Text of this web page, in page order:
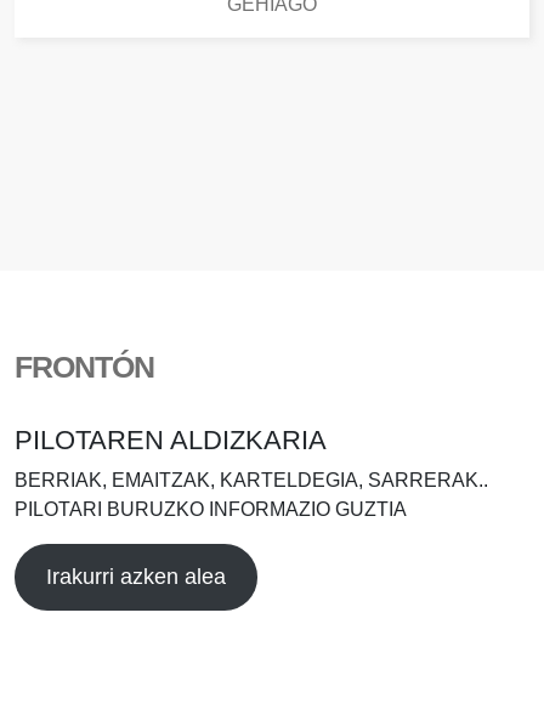
GEHIAGO
FRONTÓN
PILOTAREN ALDIZKARIA
BERRIAK, EMAITZAK, KARTELDEGIA, SARRERAK..
PILOTARI BURUZKO INFORMAZIO GUZTIA
Irakurri azken alea